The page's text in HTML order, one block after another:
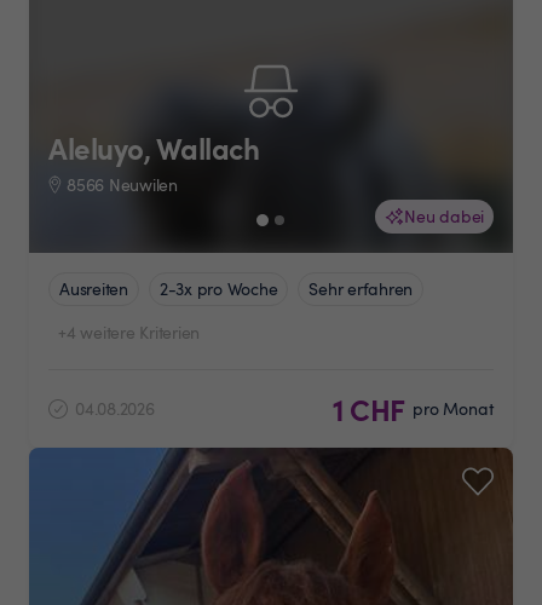
Neu dabei
Aleluyo, Wallach
8566 Neuwilen
Ausreiten 2-3x pro Woche
Sehr erfahren
+4 weitere Kriterien
04.08.2026 1 CHF pro Monat